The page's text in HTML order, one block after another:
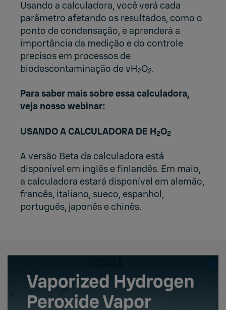
Usando a calculadora, você verá cada
parâmetro afetando os resultados, como o
ponto de condensação, e aprenderá a
importância da medição e do controle
precisos em processos de
biodescontaminação de vH2O2.
Para saber mais sobre essa calculadora,
veja nosso webinar:
USANDO A CALCULADORA DE H2O2
A versão Beta da calculadora está
disponível em inglês e finlandês. Em maio,
a calculadora estará disponível em alemão,
francês, italiano, sueco, espanhol,
português, japonês e chinês.